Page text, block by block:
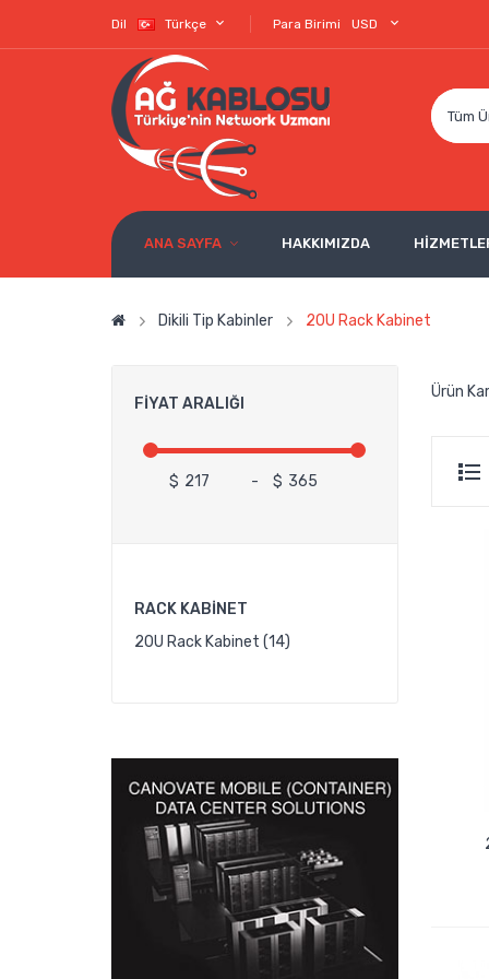
Dil Türkçe Para Birimi USD
Tüm
ANA SAYFA HAKKIMIZDA
Dikili Tip Kabinler 20U Rack Kabinet
FIYAT ARALIĞI
$ - $
RACK KABINET
20U Rack Kabinet (14)
Ürün